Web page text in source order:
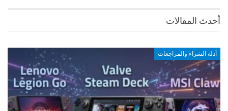
أحدث المقالات
أدلة الشراء والمراجعات